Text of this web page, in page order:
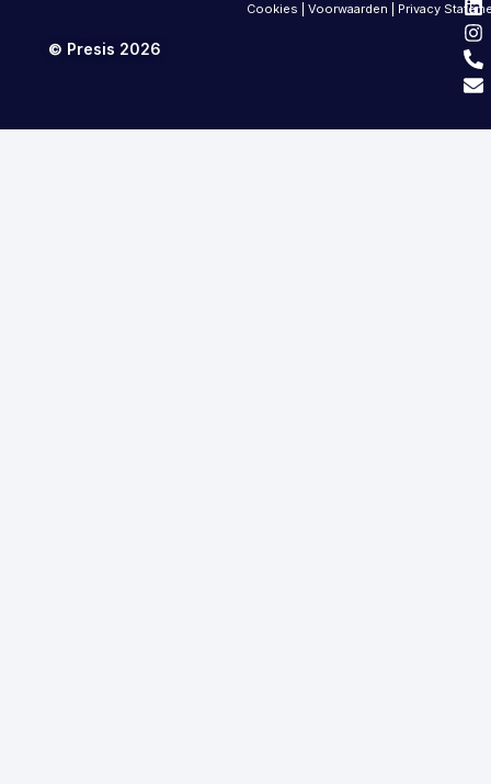
© Presis 2026
Cookies |Voorwaarden Privacy